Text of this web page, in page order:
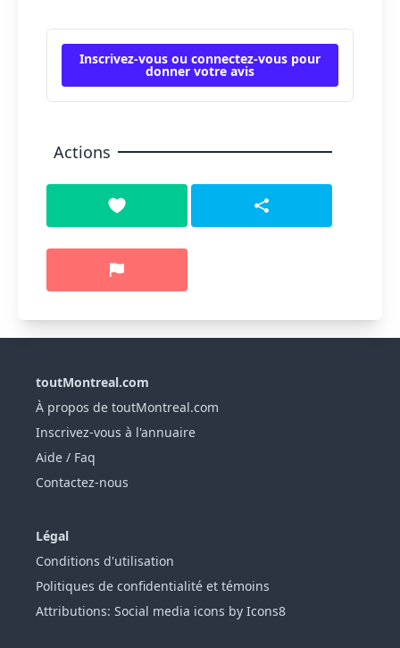
Inscrivez-vous ou connectez-vous pour
donner votre avis
Actions
toutMontreal.com
À propos de toutMontreal.com
Inscrivez-vous à l'annuaire
Aide / Faq
Contactez-nous
Légal
Conditions d'utilisation
Politiques de confidentialité et témoins
Attributions: Social media icons by Icons8